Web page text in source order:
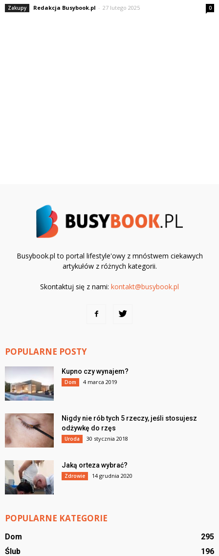
Zakupy Redakcja Busybook.pl - 27 lutego 2025 0
Busybook.pl to portal lifestyle'owy z mnóstwem ciekawych
artykułów z różnych kategorii.
Skontaktuj się z nami: kontakt@busybook.pl
POPULARNE POSTY
Kupno czy wynajem?
Dom 4 marca 2019
Nigdy nie rób tych 5 rzeczy, jeśli stosujesz
odżywkę do rzęs
Uroda 30 stycznia 2018
Jaką orteza wybrać?
Zdrowie 14 grudnia 2020
POPULARNE KATEGORIE
Dom
295
Ślub
196